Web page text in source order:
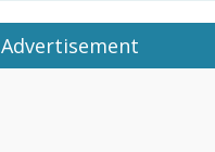
Advertisement